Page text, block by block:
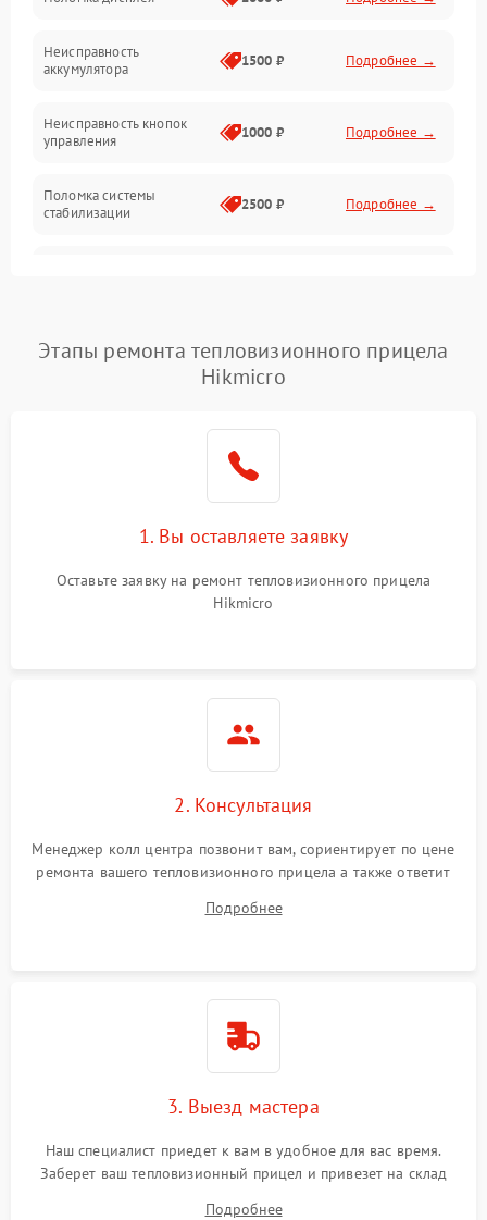
Неисправность
аккумулятора
1500 ₽ Подробнее →
Неисправность кнопок
управления
1000 ₽ Подробнее →
Поломка системы
стабилизации
2500 ₽ Подробнее →
Неисправность системы
Wi-Fi
1500 ₽ Подробнее →
1500 ₽
Неисправность системы
отключения
1500 ₽
Неисправность системы
защиты от замыкания
1500 ₽ Подробнее →
Поломка системы защиты
Этапы ремонта тепловизионного прицела
Hikmicro
1. Вы оставляете заявку
Оставьте заявку на ремонт тепловизионного прицела
Hikmicro
2. Консультация
Менеджер колл центра позвонит вам, сориентирует по цене
ремонта вашего тепловизионного прицела а также ответит
Подробнее
3. Выезд мастера
Наш специалист приедет к вам в удобное для вас время.
Заберет ваш тепловизионный прицел и привезет на склад
Подробнее